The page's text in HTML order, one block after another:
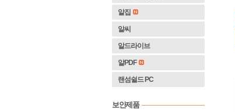
알집
알씨
알드라이브
알PDF
랜섬쉴드 PC
보안제품